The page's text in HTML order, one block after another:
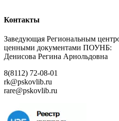
Контакты
Заведующая Региональным
ценными документами ПОУНБ:
Денисова Регина Арнольдовна
8(8112) 72-08-01
rk@pskovlib.ru
rare@pskovlib.ru